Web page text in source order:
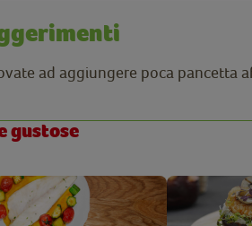
ad aggiungere poca pancetta
gustose